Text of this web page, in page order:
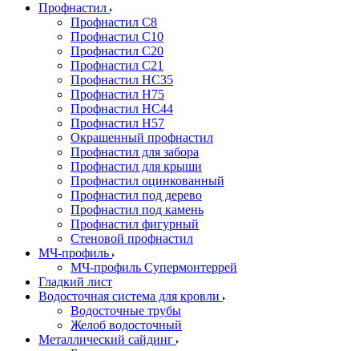
Профнастил
Профнастил С8
Профнастил С10
Профнастил С20
Профнастил С21
Профнастил НС35
Профнастил Н75
Профнастил HC44
Профнастил Н57
Окрашенный профнастил
Профнастил для забора
Профнастил для крыши
Профнастил оцинкованный
Профнастил под дерево
Профнастил под камень
Профнастил фигурный
Стеновой профнастил
МЧ-профиль
МЧ-профиль Супермонтеррей
Гладкий лист
Водосточная система для кровли
Водосточные трубы
Желоб водосточный
Металлический сайдинг